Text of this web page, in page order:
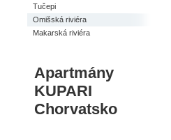
Tučepi
Omišská riviéra
Makarská riviéra
Apartmány
KUPARI
Chorvatsko